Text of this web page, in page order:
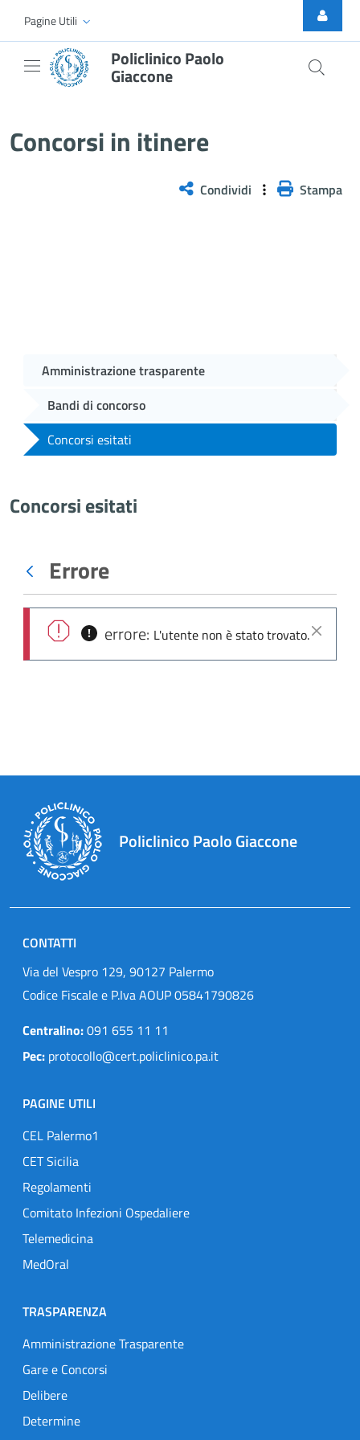
Skip to Main Content
Pagine Utili
Policlinico Paolo
Giaccone
Concorsi in itinere
Condividi Stampa
Amministrazione trasparente
Bandi di concorso
Concorsi esitati
Concorsi esitati
Indietro
Errore
Chiudi
errore: L'utente non è stato trovato.
Policlinico Paolo Giaccone
CONTATTI
Via del Vespro 129, 90127 Palermo
Codice Fiscale e P.Iva AOUP 05841790826
Centralino:091 655 11 11
Pec: protocollo@cert.policlinico.pa.it
PAGINE UTILI
CEL Palermo1
CET Sicilia
Regolamenti
Comitato Infezioni Ospedaliere
Telemedicina
MedOral
TRASPARENZA
Amministrazione Trasparente
Gare e Concorsi
Delibere
Determine